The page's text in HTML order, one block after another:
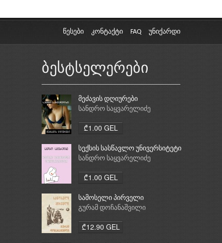
წესები კონტაქტი FAQ უნიქარდი
ბესტსელერები
მეძავის დღიურები
სანდრო საყვარელიძე
₾1.00 GEL
სექსის სასწავლო უნივერსიტეტი
სანდრო საყვარელიძე
₾1.00 GEL
სამოსელი პირველი
გურამ დოჩანაშვილი
₾12.90 GEL